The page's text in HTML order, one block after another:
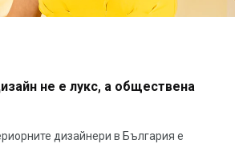
не е лукс, а обществена
дизайнери в България е